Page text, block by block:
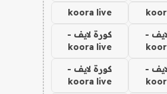
koora live
-
كورة لايف -
koora live
-
كورة لايف -
koora live